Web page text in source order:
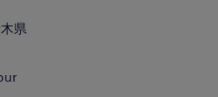
県